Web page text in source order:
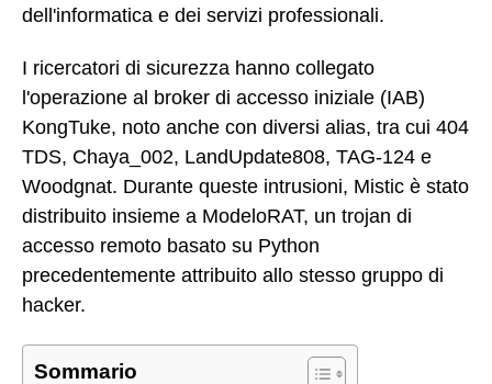
dell'informatica e dei servizi professionali.
I ricercatori di sicurezza hanno collegato
l'operazione al broker di accesso iniziale (IAB)
KongTuke, noto anche con diversi alias, tra cui 404
TDS, Chaya_002, LandUpdate808, TAG-124 e
Woodgnat. Durante queste intrusioni, Mistic è stato
distribuito insieme a ModeloRAT, un trojan di
accesso remoto basato su Python
precedentemente attribuito allo stesso gruppo di
hacker.
Sommario